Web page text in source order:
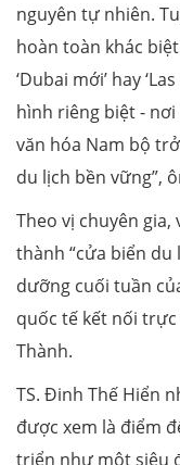
nguyên tự nhiên.
hoàn toàn khác
‘Dubai mới’ hay
hình riêng biệt -
văn hóa Nam bộ
du lịch bền vững”,
Theo vị chuyên gia,
thành “cửa biển du
dưỡng cuối tuần
quốc tế kết nối
Thành.
TS. Đinh Thế Hiển
được xem là điểm
triển như một siêu